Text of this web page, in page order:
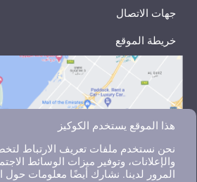
جهات الاتصال
خريطة الموقع
هذا الموقع يستخدم الكوكيز
نحن نستخدم ملفات تعريف الارتباط
والإعلانات، وتوفير ميزات الوسائط
المرور لدينا. نشارك أيضًا معلومات